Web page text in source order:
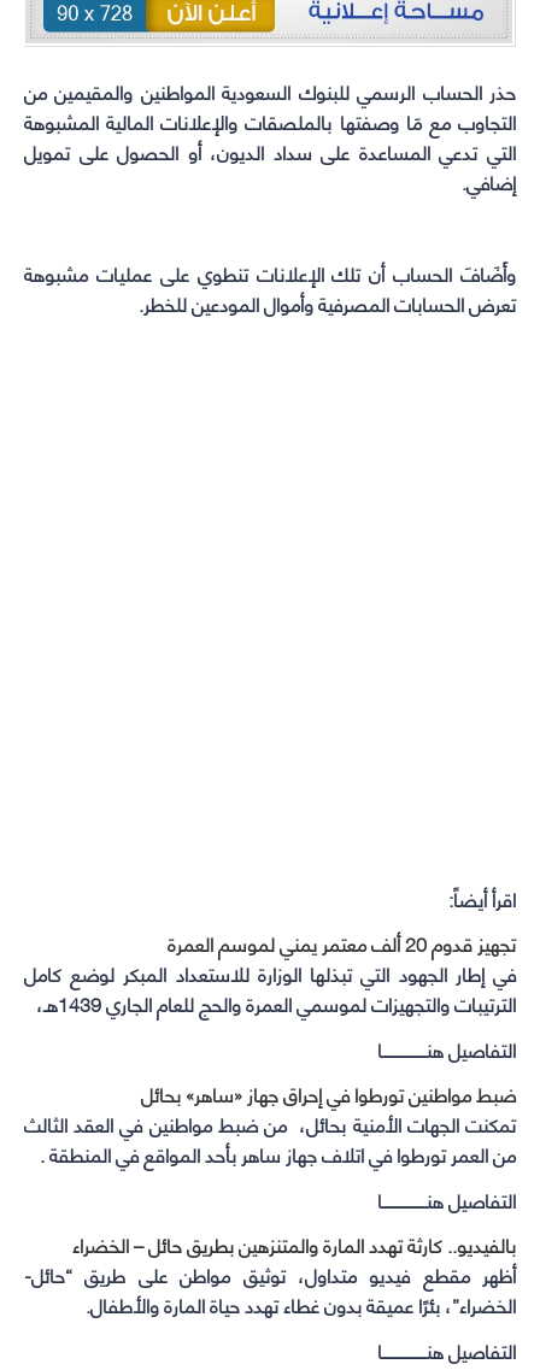
حذر الحساب الرسمي للبنوك السعودية المواطنين والمقيمين من
التجاوب مع مَا وصفتها بالملصقات والإعلانات المالية المشبوهة
التي تدعي المساعدة على سداد الديون، أو الحصول على تمويل
إضافي.
وأَضَافَ الحساب أن تلك الإعلانات تنطوي على عمليات مشبوهة
تعرض الحسابات المصرفية وأموال المودعين للخطر.
اقرأ أيضاً:
تجهيز قدوم 20 ألف معتمر يمني لموسم العمرة
في إطار الجهود التي تبذلها الوزارة للاستعداد المبكر لوضع كامل
الترتيبات والتجهيزات لموسمي العمرة والحج للعام الجاري 1439هـ،
التفاصيل هنــــــــــــــــــا
ضبط مواطنين تورطوا في إحراق جهاز «ساهر» بحائل
تمكنت الجهات الأمنية بحائل، من ضبط مواطنين في العقد الثالث
من العمر تورطوا في اتلاف جهاز ساهر بأحد المواقع في المنطقة .
التفاصيل هنــــــــــــــــــا
بالفيديو.. كارثة تهدد المارة والمتنزهين بطريق حائل – الخضراء
أظهر مقطع فيديو متداول، توثيق مواطن على طريق “حائل-
الخضراء”، بئرًا عميقة بدون غطاء تهدد حياة المارة والأطفال.
التفاصيل هنــــــــــــــــــا
in
new
window)
in
new
window)
in
new
window)
in
new
window)